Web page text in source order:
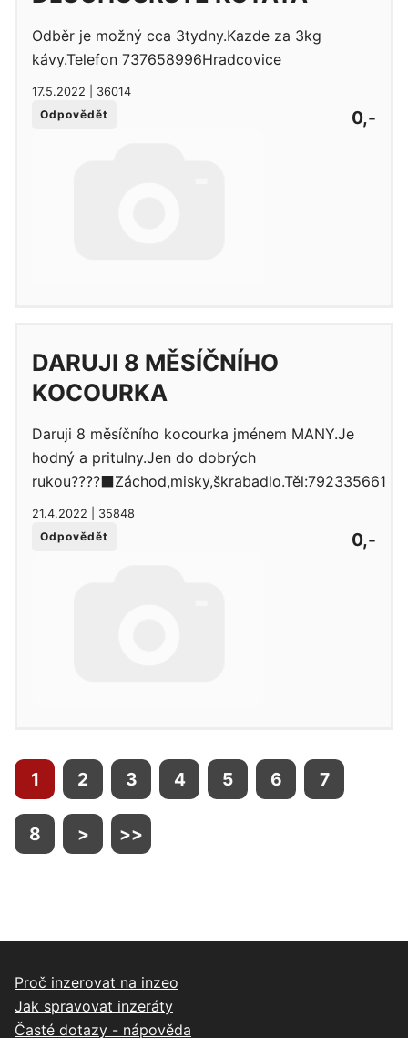
Odběr je možný cca 3tydny.Kazde za 3kg
kávy.Telefon 737658996Hradcovice
17.5.2022 | 36014
Odpovědět
0,-
DARUJI 8 MĚSÍČNÍHO
KOCOURKA
Daruji 8 měsíčního kocourka jménem MANY.Je
hodný a pritulny.Jen do dobrých
rukou????‍⬛Záchod,misky,škrabadlo.Těl:792335661
21.4.2022 | 35848
Odpovědět
0,-
1 2 3 4 5 6 7
8 > >>
Proč inzerovat na inzeo
Jak spravovat inzeráty
Časté dotazy - nápověda